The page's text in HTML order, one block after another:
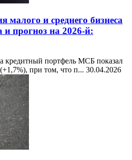
малого и среднего бизнеса
и прогноз на 2026-й:
кредитный портфель МСБ показал
при том, что п... 30.04.2026